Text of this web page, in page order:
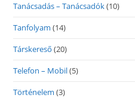
Tanácsadás – Tanácsadók(10)
Tanfolyam (14)
Társkereső (20)
Telefon – Mobil(5)
Történelem (3)